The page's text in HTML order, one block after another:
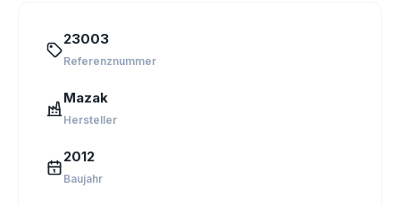
23003
Referenznummer
Mazak
Hersteller
2012
Baujahr